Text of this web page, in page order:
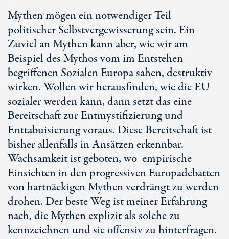
Mythen mögen ein notwendiger Teil
politischer Selbstvergewisserung sein. Ein
Zuviel an Mythen kann aber, wie wir am
Beispiel des Mythos vom im Entstehen
begriffenen Sozialen Europa sahen, destruktiv
wirken. Wollen wir herausfinden, wie die EU
sozialer werden kann, dann setzt das eine
Bereitschaft zur Entmystifizierung und
Enttabuisierung voraus. Diese Bereitschaft ist
bisher allenfalls in Ansätzen erkennbar.
Wachsamkeit ist geboten, wo empirische
Einsichten in den progressiven Europadebatten
von hartnäckigen Mythen verdrängt zu werden
drohen. Der beste Weg ist meiner Erfahrung
nach, die Mythen explizit als solche zu
kennzeichnen und sie offensiv zu hinterfragen.